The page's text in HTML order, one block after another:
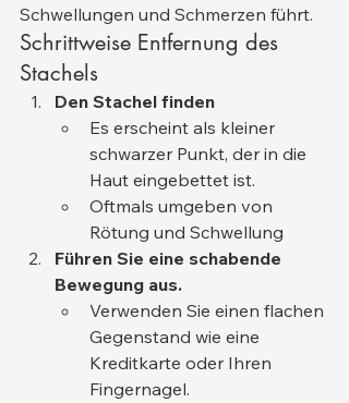
Schwellungen und Schmerzen führt.
Schrittweise Entfernung des
Stachels
Den Stachel finden
Es erscheint als kleiner
schwarzer Punkt, der in die
Haut eingebettet ist.
Oftmals umgeben von
Rötung und Schwellung
Führen Sie eine schabende
Bewegung aus.
Verwenden Sie einen flachen
Gegenstand wie eine
Kreditkarte oder Ihren
Fingernagel.